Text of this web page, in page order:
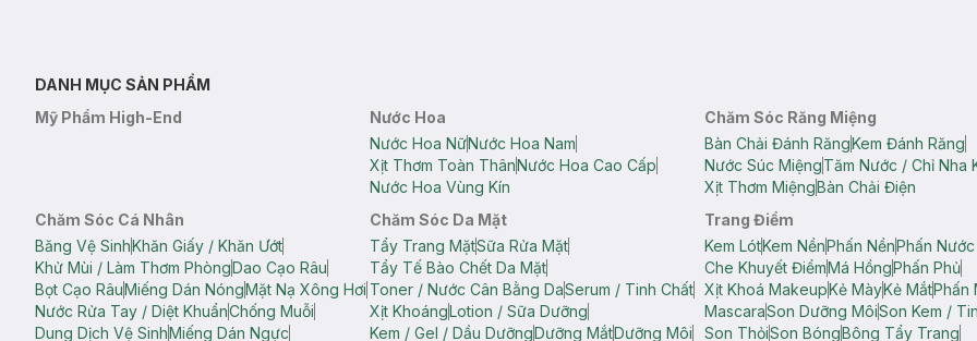
DANH MỤC SẢN PHẨM
Mỹ Phẩm High-End
Nước Hoa
Nước Hoa NữNước Hoa Nam
Xịt Thơm Toàn ThânNước Hoa Cao Cấp
Nước Hoa Vùng Kín
Chăm Sóc Răng Miệng
Bàn Chải Đánh RăngKem Đánh Răng
Nước Súc MiệngTăm Nước / Chỉ Nha
Xịt Thơm MiệngBàn Chải Điện
Chăm Sóc Cá Nhân
Băng Vệ SinhKhăn Giấy / Khăn Ướt
Khử Mùi / Làm Thơm PhòngDao Cạo Râu
Bọt Cạo RâuMiếng Dán NóngMặt Nạ Xông Hơi
Nước Rửa Tay / Diệt KhuẩnChống Muỗi
Dung Dịch Vệ SinhMiếng Dán Ngực
Chăm Sóc Da Mặt
Tẩy Trang MặtSữa Rửa Mặt
Tẩy Tế Bào Chết Da Mặt
Toner / Nước Cân Bằng DaSerum / Tinh Chất
Xịt KhoángLotion / Sữa Dưỡng
Kem / Gel / Dầu DưỡngDưỡng MắtDưỡng Môi
Trang Điểm
Kem LótKem NềnPhấn NềnPhấn
Che Khuyết ĐiểmMá HồngPhấn Phủ
Xịt Khoá MakeupKẻ MàyKẻ MắtPhấn
MascaraSon Dưỡng MôiSon Kem /
Son ThỏiSon BóngBông Tẩy Trang